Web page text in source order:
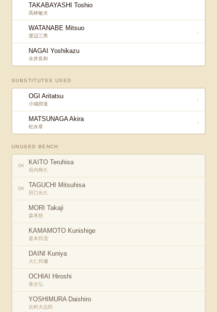
TAKABAYASHI Toshio
高林敏夫
WATANABE Mitsuo
渡辺三男
↓
NAGAI Yoshikazu
永井良和
SUBSTITUTES USED
OGI Aritatsu
小城得達
↑
MATSUNAGA Akira
松永章
↑
UNUSED BENCH
GK KAITO Teruhisa
垣内輝久
GK TAGUCHI Mitsuhisa
田口光久
MORI Takaji
森孝慈
KAMAMOTO Kunishige
釜本邦茂
DAINI Kuniya
大仁邦彌
OCHIAI Hiroshi
落合弘
YOSHIMURA Daishiro
吉村大志郎